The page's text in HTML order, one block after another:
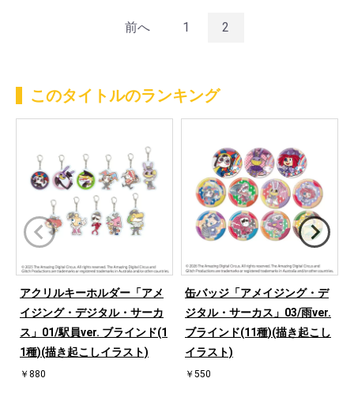
前へ 1 2
このタイトルのランキング
アクリルキーホルダー「アメ
イジング・デジタル・サーカ
ス」01/駅員ver. ブラインド(1
1種)(描き起こしイラスト)
￥880
缶バッジ「アメイジング・デ
ジタル・サーカス」03/雨ver.
ブラインド(11種)(描き起こし
イラスト)
￥550